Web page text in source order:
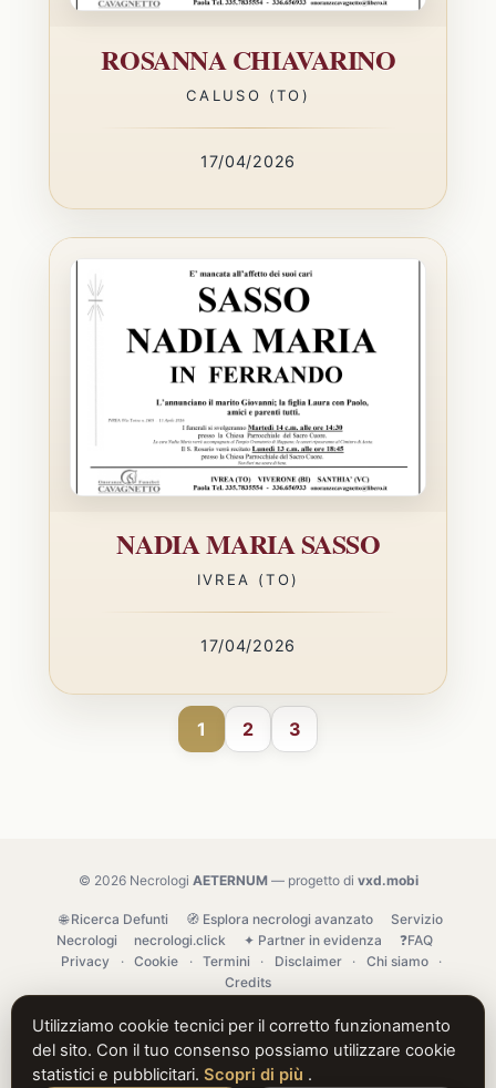
ROSANNA CHIAVARINO
CALUSO (TO)
17/04/2026
NADIA MARIA SASSO
IVREA (TO)
17/04/2026
1 2 3
© 2026 Necrologi AETERNUM— progetto di vxd.mobi
🌐 Ricerca Defunti 🧭 Esplora necrologi avanzato
Servizio
Necrologi
necrologi.click ✦ Partner in evidenza
❓FAQ
Privacy
· Cookie · Termini · Disclaimer · Chi siamo
·
Credits
Utilizziamo cookie tecnici per il corretto funzionamento
del sito. Con il tuo consenso possiamo utilizzare cookie
statistici e pubblicitari. Scopri di più .